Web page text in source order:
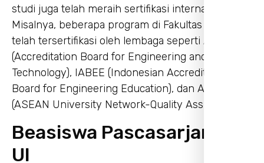
studi juga telah meraih sertifikasi internasional.
Misalnya, beberapa program di Fakultas Teknik
telah tersertifikasi oleh lembaga seperti ABET
(Accreditation Board for Engineering and
Technology), IABEE (Indonesian Accreditation
Board for Engineering Education), dan AUN-QA
(ASEAN University Network-Quality Assurance).
Beasiswa Pascasarjana di
UI